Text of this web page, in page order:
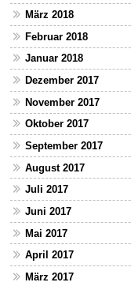
März 2018
Februar 2018
Januar 2018
Dezember 2017
November 2017
Oktober 2017
September 2017
August 2017
Juli 2017
Juni 2017
Mai 2017
April 2017
März 2017